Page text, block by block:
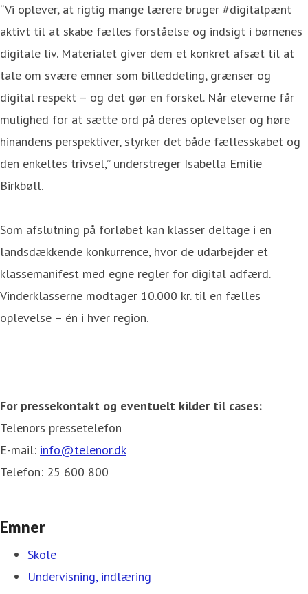
“Vi oplever, at rigtig mange lærere bruger #digitalpænt
aktivt til at skabe fælles forståelse og indsigt i børnenes
digitale liv. Materialet giver dem et konkret afsæt til at
tale om svære emner som billeddeling, grænser og
digital respekt – og det gør en forskel. Når eleverne får
mulighed for at sætte ord på deres oplevelser og høre
hinandens perspektiver, styrker det både fællesskabet og
den enkeltes trivsel,” understreger Isabella Emilie
Birkbøll.
Som afslutning på forløbet kan klasser deltage i en
landsdækkende konkurrence, hvor de udarbejder et
klassemanifest med egne regler for digital adfærd.
Vinderklasserne modtager 10.000 kr. til en fælles
oplevelse – én i hver region.
For pressekontakt og eventuelt kilder til cases:
Telenors pressetelefon
E-mail: info@telenor.dk
Telefon: 25 600 800
Emner
Skole
Undervisning, indlæring